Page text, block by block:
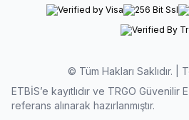
© Tüm Hakları Saklıdır. |
ETBİS’e kayıtlıdır ve TRGO Güvenilir
referans alınarak hazırlanmıştır.